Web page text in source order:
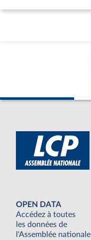
OPEN DATA
Accédez à toutes
les données de
l'Assemblée nationale